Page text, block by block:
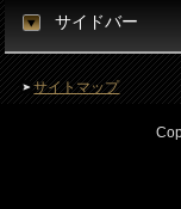
サイドバー
サイトマップ